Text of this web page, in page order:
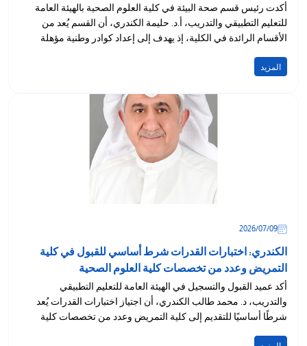
أكدت رئيس قسم صحة البيئة في كلية العلوم الصحية بالهيئة العامة
للتعليم التطبيقي والتدريب، أ.د. حليمة الكندري، أن القسم يُعد من
الأقسام الرائدة في الكلية، إذ يهدف إلى إعداد كوادر وطنية مؤهلة
المزيد
09‏/07‏/2026
الكندري: اختبارات القدرات شرط أساسي للقبول في كلية
التمريض وعدد من تخصصات كلية العلوم الصحية
أكد عميد القبول والتسجيل في الهيئة العامة للتعليم التطبيقي
والتدريب، د. محمد طالب الكندري، أن اجتياز اختبارات القدرات يُعد
شرطًا أساسيًا للتقديم إلى كلية التمريض وعدد من تخصصات كلية